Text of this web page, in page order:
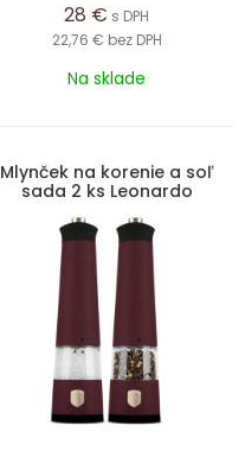
28 € s DPH
22,76 € bez DPH
Na sklade
Mlynček na korenie a soľ
sada 2 ks Leonardo